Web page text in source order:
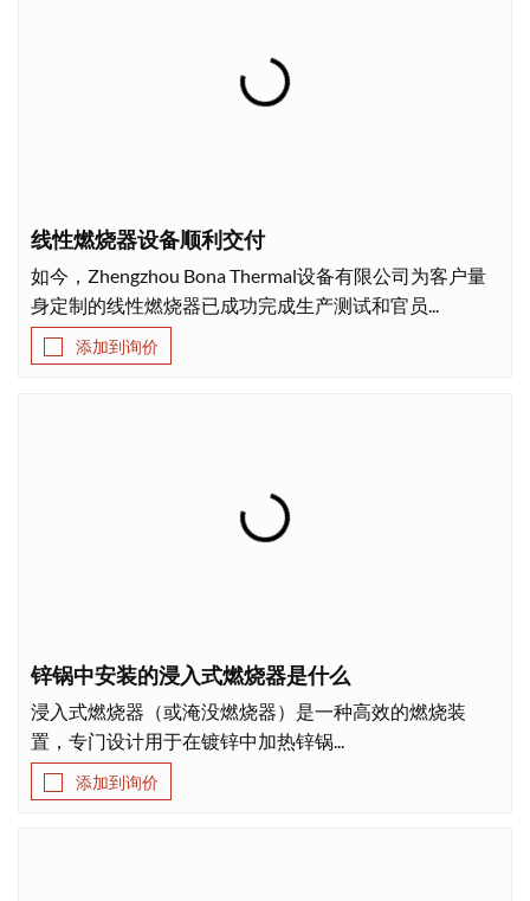
线性燃烧器设备顺利交付
如今，Zhengzhou Bona Thermal设备有限公司为客户量
身定制的线性燃烧器已成功完成生产测试和官员...
添加到询价
锌锅中安装的浸入式燃烧器是什么
浸入式燃烧器（或淹没燃烧器）是一种高效的燃烧装
置，专门设计用于在镀锌中加热锌锅...
添加到询价